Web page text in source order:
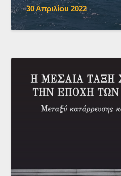
30 Απριλίου 2022